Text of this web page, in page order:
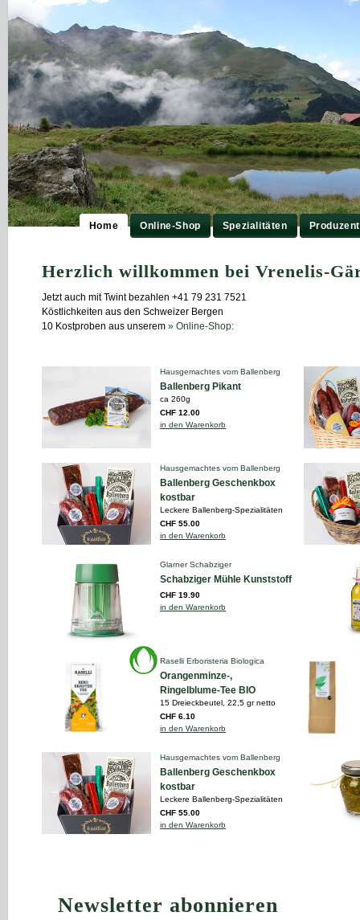
Home Online-Shop Spezialitäten
Herzlich willkommen bei Vrenelis-
Jetzt auch mit Twint bezahlen +41 79 231 7521
Köstlichkeiten aus den Schweizer Bergen
10 Kostproben aus unserem » Online-Shop:
Hausgemachtes vom Ballenberg
Ballenberg Pikant
ca 260g
CHF 12.00
in den Warenkorb
Hausgemachtes vom Ballenberg
Ballenberg Geschenkbox
kostbar
Leckere Ballenberg-Spezialitäten
CHF 55.00
in den Warenkorb
Glarner Schabziger
Schabziger Mühle Kunststoff
CHF 19.90
in den Warenkorb
Raselli Erboristeria Biologica
Orangenminze-,
Ringelblume-Tee BIO
15 Dreieckbeutel, 22,5 gr netto
CHF 6.10
in den Warenkorb
Hausgemachtes vom Ballenberg
Ballenberg Geschenkbox
kostbar
Leckere Ballenberg-Spezialitäten
CHF 55.00
in den Warenkorb
Newsletter abonnieren